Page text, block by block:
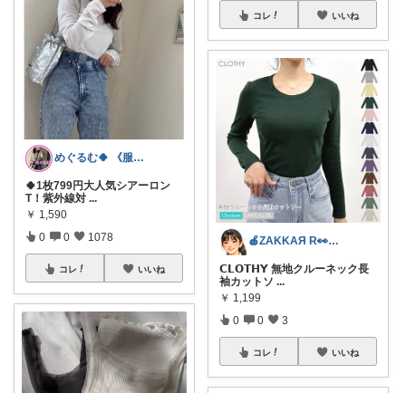
めぐるむ🍀 《服と暮らし》朝コレ
🍀1枚799円大人気シアーロン
T！紫外線対 ...
￥ 1,590
0 0 1078
コレ いいね
コレ いいね
🍎ZAKKAЯ R👀M 経由購入感謝
𝗖𝗟𝗢𝗧𝗛𝗬 無地クルーネック長
袖カットソ ...
￥ 1,199
0 0 3
コレ いいね